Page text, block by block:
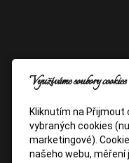
Využíváme soubory cookies
Kliknutím na
vybraných cookies
marketingové).
našeho webu,